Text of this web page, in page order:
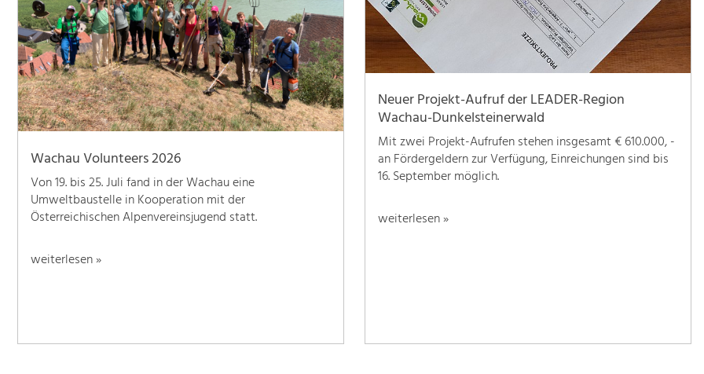
Wachau Volunteers 2026
Von 19. bis 25. Juli fand in der Wachau eine
Umweltbaustelle in Kooperation mit der
Österreichischen Alpenvereinsjugend statt.
weiterlesen »
Neuer Projekt-Aufruf der LEADER-Region
Wachau-Dunkelsteinerwald
Mit zwei Projekt-Aufrufen stehen insgesamt € 610.000, -
an Fördergeldern zur Verfügung, Einreichungen sind bis
16. September möglich.
weiterlesen »